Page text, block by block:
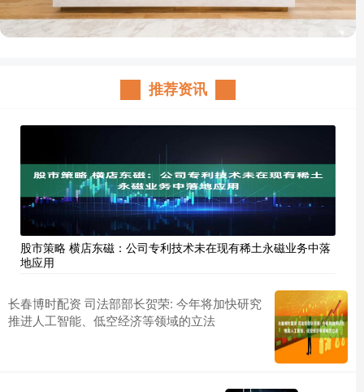
推荐资讯
股市策略 横店东磁：公司专利技术未在现有稀土永磁业务中落
地应用
长春博时配资 司法部部长贺荣: 今年将加快研究
推进人工智能、低空经济等领域的立法